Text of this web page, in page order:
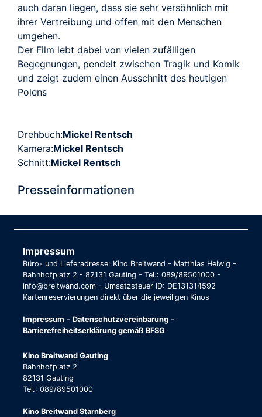
auch daran liegen, dass sie sehr versöhnlich mit
ihrer Vertreibung und offen mit den Menschen
umgehen.
Der Film lebt dabei von vielen zufälligen
Begegnungen, pendelt zwischen Tragik und Komik
und zeigt zudem einen Ausschnitt des heutigen
Polens
Drehbuch:Mickel Rentsch
Kamera:Mickel Rentsch
Schnitt:Mickel Rentsch
Presseinformationen
Impressum
Büro- und Lieferadresse: Kino Breitwand - Matthias Helwig -
Bahnhofplatz 2 - 82131 Gauting - Tel.: 089/89501000 -
info@breitwand.com - Umsatzsteuer ID: DE131314592
Kartenreservierungen direkt über die jeweiligen Kinos
Impressum - Datenschutzvereinbarung -
Barrierefreiheitserklärung gemäß BFSG
Kino Breitwand Gauting
Bahnhofplatz 2
82131 Gauting
Tel.: 089/89501000
Kino Breitwand Starnberg